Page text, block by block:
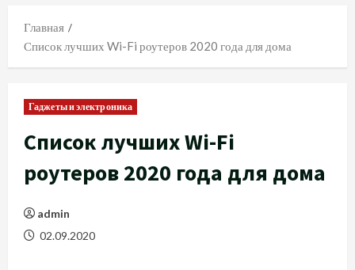
Главная
Список лучших Wi-Fi роутеров 2020 года для дома
Гаджеты и электроника
Список лучших Wi-Fi
роутеров 2020 года для дома
admin
02.09.2020